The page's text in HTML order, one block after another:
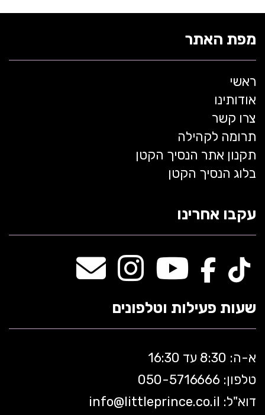
מפת האתר
ראשי
אודותינו
צרו קשר
תרומה לקהילה
תקנון אתר הנסיך הקטן
בלוג הנסיך הקטן
עקבו אחרינו
שעות פעילות וטלפונים
א-ה: 8:30 עד 16:30
טלפון: 050-5 716666
דוא"ל:
info@littleprince.co.il